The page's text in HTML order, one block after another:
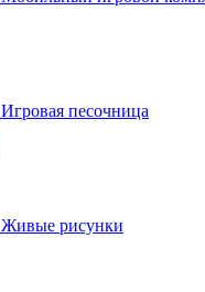
Игровая песочница
Живые рисунки